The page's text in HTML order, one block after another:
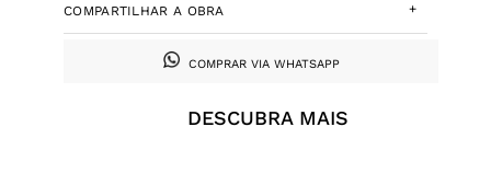
COMPARTILHAR A OBRA +
COMPRAR VIA WHATSAPP
DESCUBRA MAIS